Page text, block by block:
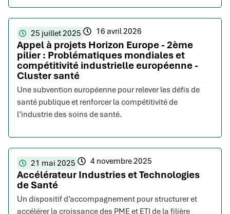
25 juillet 2025 16 avril 2026
Appel à projets Horizon Europe - 2ème
pilier : Problématiques mondiales et
compétitivité industrielle européenne -
Cluster santé
Une subvention européenne pour relever les défis de
santé publique et renforcer la compétitivité de
l’industrie des soins de santé.
21 mai 2025 4 novembre 2025
Accélérateur Industries et Technologies
de Santé
Un dispositif d’accompagnement pour structurer et
accélérer la croissance des PME et ETI de la filière